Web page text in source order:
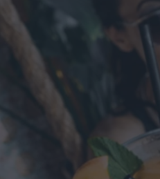
Success
ΒΟΞ